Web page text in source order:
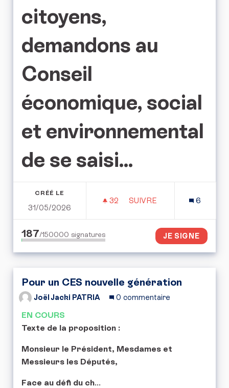
citoyens,
demandons au
Conseil
économique, social
et environnemental
de se saisi...
CRÉÉ LE
31/05/2026
32 32 ABONNÉS
SUIVRE
6
187/150000 signatures JE SIGNE
Pour un CES nouvelle génération
Joël Jacki PATRIA 0 commentaire
EN COURS
Texte de la proposition :
Monsieur le Président, Mesdames et
Messieurs les Députés,
Face au défi du ch...